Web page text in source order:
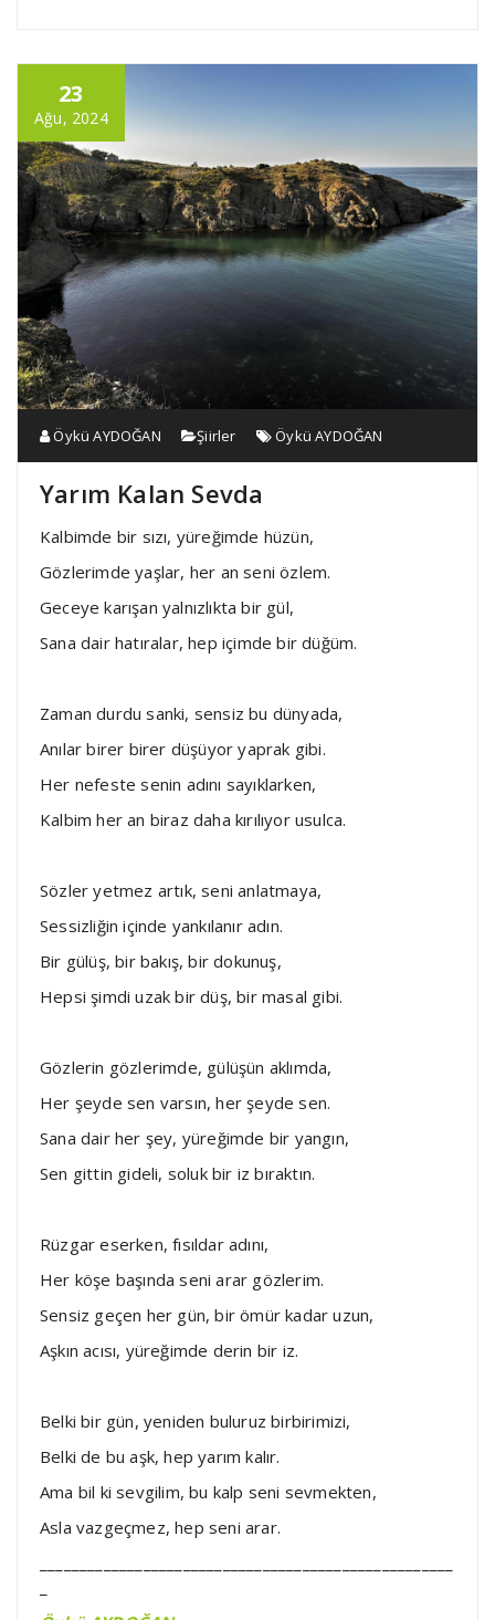
23
Ağu, 2024
Öykü AYDOĞAN Şiirler Öykü AYDOĞAN
Yarım Kalan Sevda
Kalbimde bir sızı, yüreğimde hüzün,
Gözlerimde yaşlar, her an seni özlem.
Geceye karışan yalnızlıkta bir gül,
Sana dair hatıralar, hep içimde bir düğüm.
Zaman durdu sanki, sensiz bu dünyada,
Anılar birer birer düşüyor yaprak gibi.
Her nefeste senin adını sayıklarken,
Kalbim her an biraz daha kırılıyor usulca.
Sözler yetmez artık, seni anlatmaya,
Sessizliğin içinde yankılanır adın.
Bir gülüş, bir bakış, bir dokunuş,
Hepsi şimdi uzak bir düş, bir masal gibi.
Gözlerin gözlerimde, gülüşün aklımda,
Her şeyde sen varsın, her şeyde sen.
Sana dair her şey, yüreğimde bir yangın,
Sen gittin gideli, soluk bir iz bıraktın.
Rüzgar eserken, fısıldar adını,
Her köşe başında seni arar gözlerim.
Sensiz geçen her gün, bir ömür kadar uzun,
Aşkın acısı, yüreğimde derin bir iz.
Belki bir gün, yeniden buluruz birbirimizi,
Belki de bu aşk, hep yarım kalır.
Ama bil ki sevgilim, bu kalp seni sevmekten,
Asla vazgeçmez, hep seni arar.